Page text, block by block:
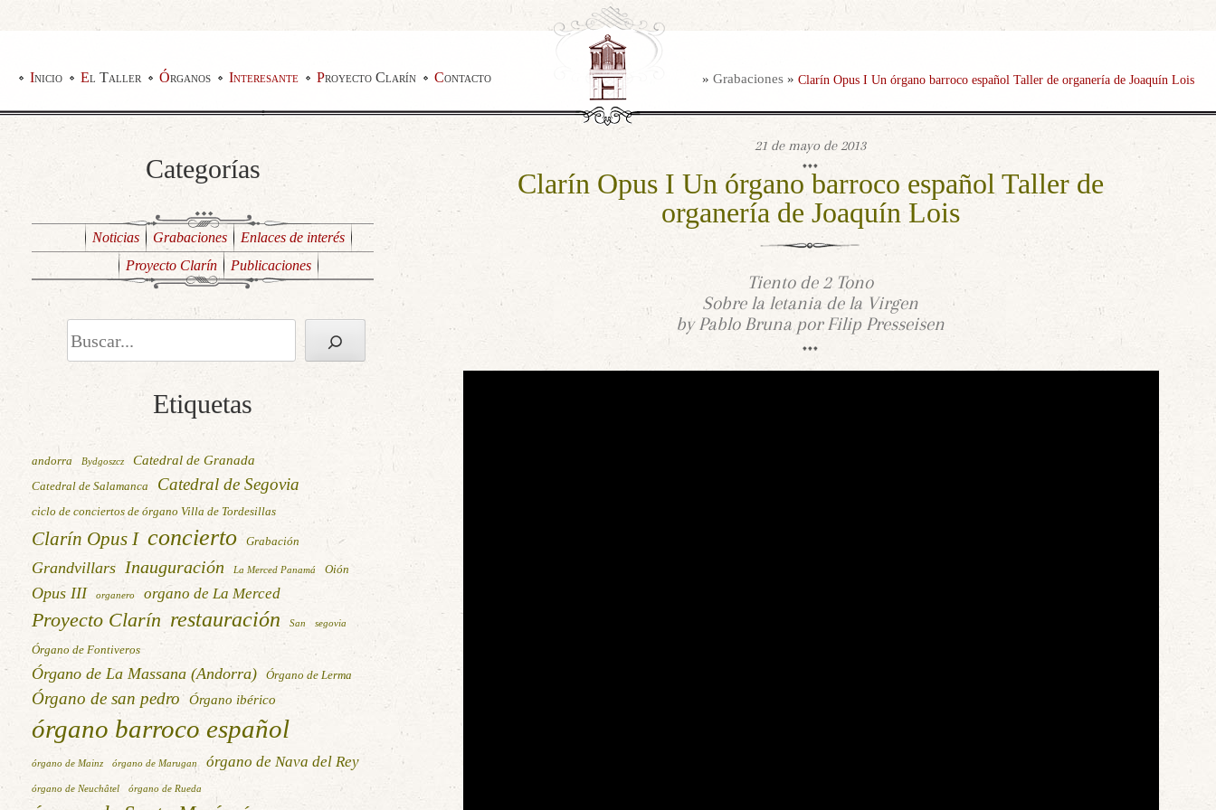
Inicio El Taller Órganos Interesante Proyecto Clarín Contacto » Grabaciones » Clarín Opus I Un órgano barroco español Taller de organería de Joaquín Lois
Categorías
Noticias Grabaciones
Enlaces de interés
Proyecto Clarín
Publicaciones
Buscar
Etiquetas
andorra Bydgoszcz Catedral de Granada
Catedral de Salamanca Catedral de Segovia
ciclo de conciertos de órgano Villa de Tordesillas
Clarín Opus I concierto Grabación
Grandvillars Inauguración La Merced Panamá Oión
Opus III organero organo de La Merced
Proyecto Clarín restauración San segovia
Órgano de Fontiveros
Órgano de La Massana (Andorra) Órgano de Lerma
Órgano de san pedro Órgano ibérico
órgano barroco español
órgano de Mainz órgano de Marugan órgano de Nava del Rey
órgano de Neuchâtel órgano de Rueda
21 de mayo de 2013
Clarín Opus I Un órgano barroco español Taller de
organería de Joaquín Lois
Tiento de 2 Tono
Sobre la letania de la Virgen
by Pablo Bruna por Filip Presseisen